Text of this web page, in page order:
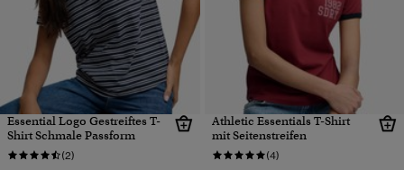
Essential Logo Gestreiftes T-
Shirt Schmale Passform
(2)
Athletic Essentials T-Shirt
mit Seitenstreifen
(4)